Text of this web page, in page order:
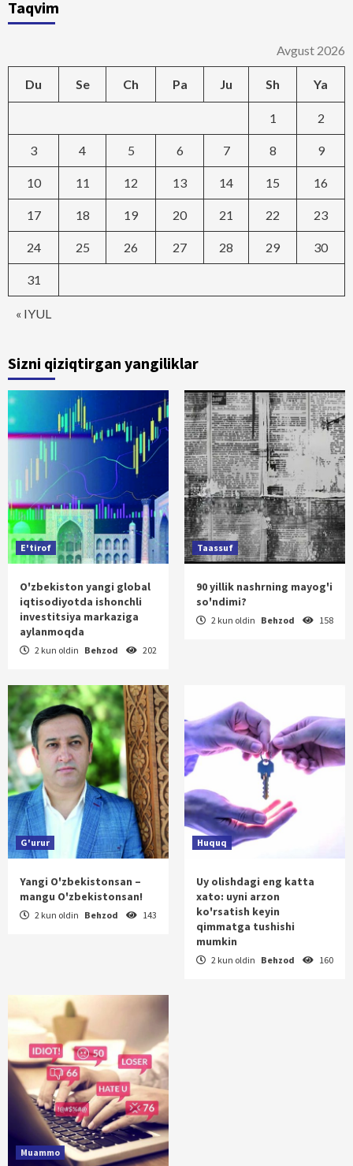
Taqvim
Avgust 2026
Du Se Ch Pa Ju Sh Ya
« IYUL
1 2
3 4 5 6 7 8 9
10 11 12 13 14 15 16
17 18 19 20 21 22 23
24 25 26 27 28 29 30
31
Sizni qiziqtirgan yangiliklar
E'tirof
O'zbekiston yangi global
iqtisodiyotda ishonchli
investitsiya markaziga
aylanmoqda
2 kun oldin Behzod 202
Taassuf
90 yillik nashrning mayog'i
so'ndimi?
2 kun oldin Behzod 158
G'urur
Yangi O'zbekistonsan –
mangu O'zbekistonsan!
2 kun oldin Behzod 143
Huquq
Uy olishdagi eng katta
xato: uyni arzon
ko'rsatish keyin
qimmatga tushishi
mumkin
2 kun oldin Behzod 160
Muammo